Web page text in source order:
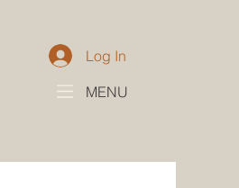
MENU
Log In